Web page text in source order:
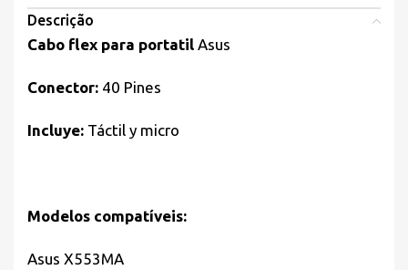
Descrição
Cabo flex para portatil Asus
Conector: 40 Pines
Incluye: Táctil y micro
Modelos compatíveis:
Asus X553MA